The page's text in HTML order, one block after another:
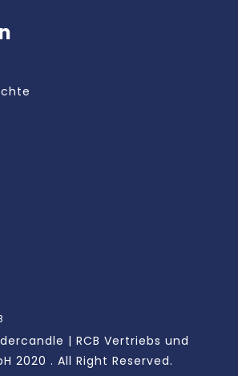
| RCB Vertriebs und
2020 . All Right Reserved.